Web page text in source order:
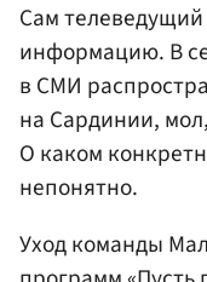
Сам
информацию. В
в СМИ
на Сардинии,
О каком
непонятно.
Уход команды